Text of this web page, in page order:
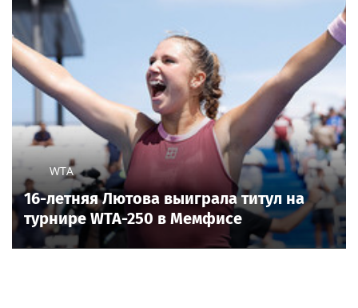
WTA
16-летняя Лютова выиграла титул на
турнире WTA-250 в Мемфисе